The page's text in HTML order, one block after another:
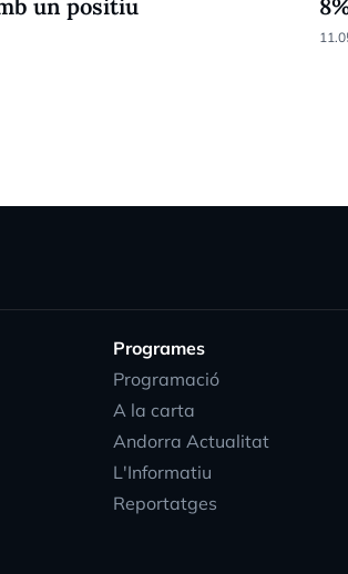
un positiu
Programes
Programació
A la carta
Andorra Actualitat
L'Informatiu
Reportatges